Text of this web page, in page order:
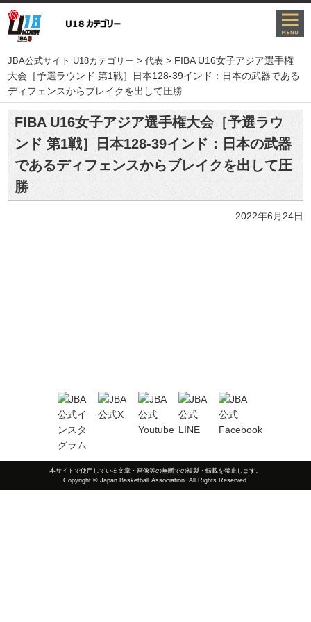
JBA公式サイト U18カテゴリー >代表 > FIBA U16女子アジア選手権
大会［予選ラウンド 第1戦］日本128-39インド：日本の武器である
ディフェンスからブレイクを出して圧勝
FIBA U16女子アジア選手権大会［予選ラウ
ンド 第1戦］日本128-39インド：日本の武器
であるディフェンスからブレイクを出して圧
勝
2022年6月24日
本サイトで使用している文章・画像等の無断での複製・転載を禁止します。
Copyright © Japan Basketball Association. All Rights Reserved.